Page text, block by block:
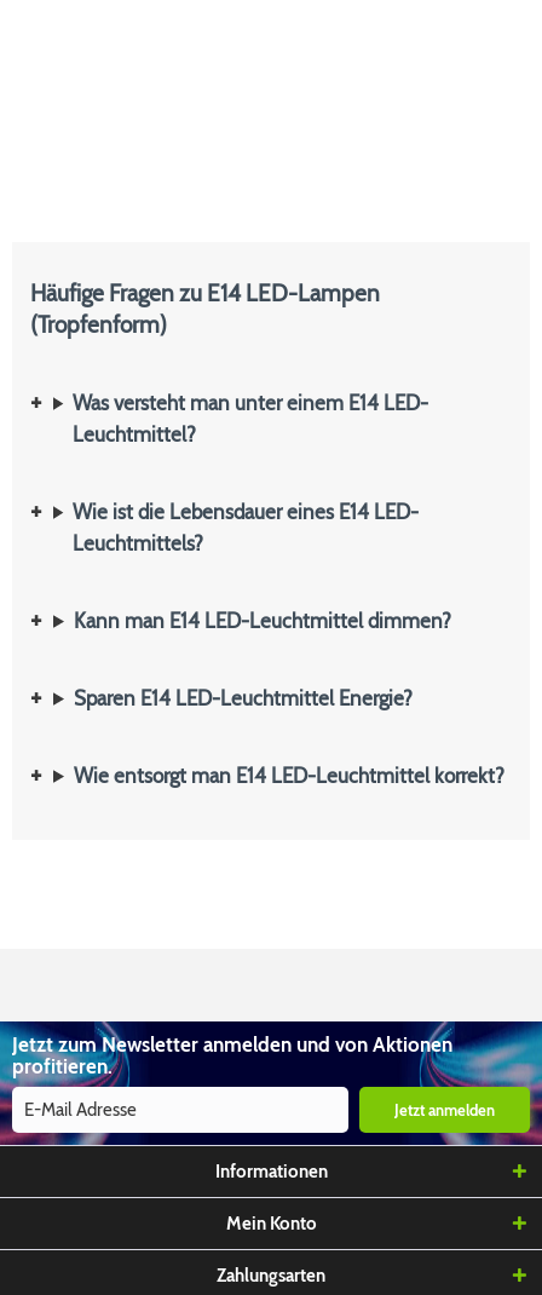
Häufige Fragen zu E14 LED-Lampen
(Tropfenform)
Was versteht man unter einem E14 LED-
Leuchtmittel?
Wie ist die Lebensdauer eines E14 LED-
Leuchtmittels?
Kann man E14 LED-Leuchtmittel dimmen?
Sparen E14 LED-Leuchtmittel Energie?
Wie entsorgt man E14 LED-Leuchtmittel korrekt?
Jetzt zum Newsletter anmelden und von Aktionen
profitieren.
Jetzt anmelden
Informationen
Mein Konto
Zahlungsarten